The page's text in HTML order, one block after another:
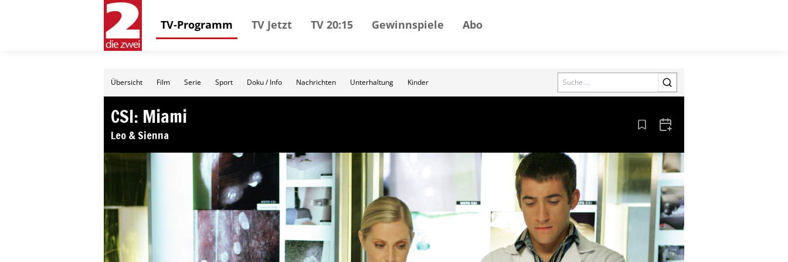
TV-Programm TV Jetzt TV 20:15 Gewinnspiele Abo
Übersicht Film Serie Sport Doku / Info Nachrichten Unterhaltung Kinder Search
CSI: Miami
Leo & Sienna Aus den Lesezeichen entfernen
Zum Kalender hinzufügen